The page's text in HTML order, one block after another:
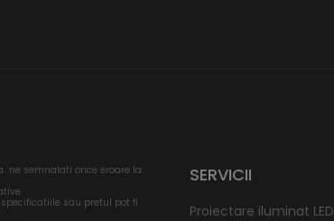
ne semnalati orice eroare la:
sau pretul pot fi
SERVICII
Proiectare iluminat LED